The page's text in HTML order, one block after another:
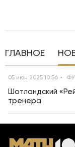
ГЛАВНОЕ
05 июн 2025 10:56
Шотландский
тренера